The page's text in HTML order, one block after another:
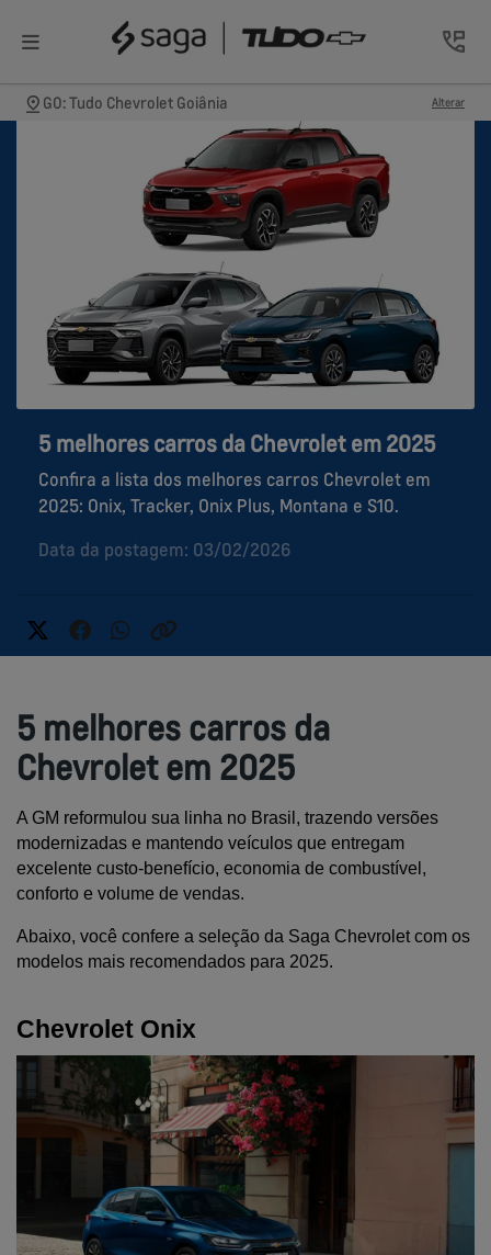
GO: Tudo Chevrolet Goiânia Alterar
5 melhores carros da Chevrolet em 2025
Confira a lista dos melhores carros Chevrolet em
2025: Onix, Tracker, Onix Plus, Montana e S10.
Data da postagem: 03/02/2026
5 melhores carros da
Chevrolet em 2025
A GM reformulou sua linha no Brasil, trazendo versões
modernizadas e mantendo veículos que entregam
excelente custo-benefício, economia de combustível,
conforto e volume de vendas.
Abaixo, você confere a seleção da Saga Chevrolet com os
modelos mais recomendados para 2025.
Chevrolet Onix